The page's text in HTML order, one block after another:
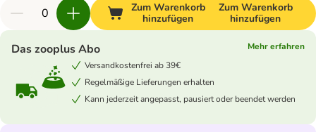
Zum Warenkorb
hinzufügen
Zum Warenkorb
hinzufügen
Das zooplus Abo
Mehr erfahren
Versandkostenfrei ab 39€
Regelmäßige Lieferungen erhalten
Kann jederzeit angepasst, pausiert oder beendet werden